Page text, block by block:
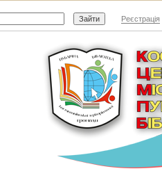
Реєстрація